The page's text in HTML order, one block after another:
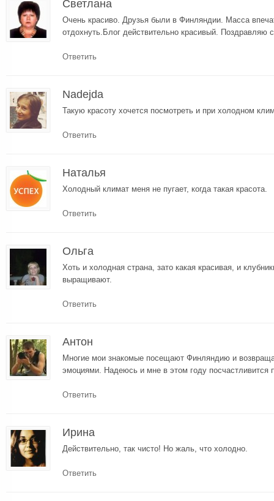
Светлана
Очень красиво. Друзья были в Финляндии. Масса
отдохнуть.Блог действительно красивый. Поздравляю
Ответить
Nadejda
Такую красоту хочется посмотреть и при холодном
Ответить
Наталья
Холодный климат меня не пугает, когда такая красота.
Ответить
Ольга
Хоть и холодная страна, зато какая красивая, и
выращивают.
Ответить
Антон
Многие мои знакомые посещают Финляндию и
эмоциями. Надеюсь и мне в этом году посчастливится
Ответить
Ирина
Действительно, так чисто! Но жаль, что холодно.
Ответить